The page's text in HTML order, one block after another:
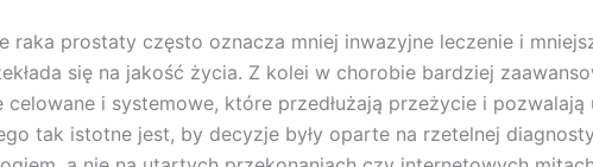
raka prostaty często oznacza mniej inwazyjne leczenie i
się na jakość życia. Z kolei w chorobie bardziej
celowane i systemowe, które przedłużają przeżycie i
tak istotne jest, by decyzje były oparte na rzetelnej